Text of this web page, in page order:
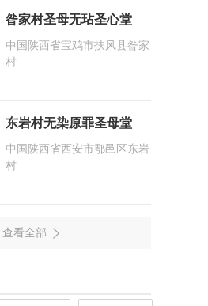
昝家村圣母无玷圣心堂
中国陕西省宝鸡市扶风县昝家
村
东岩村无染原罪圣母堂
中国陕西省西安市鄠邑区东岩
村